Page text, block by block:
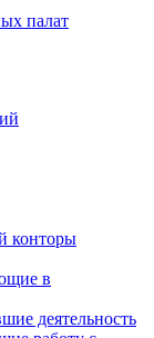
палат
конторы
в
деятельность